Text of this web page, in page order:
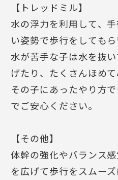
【トレッドミル】
水の浮力を利用して、
い姿勢で歩行をしてもら
水が苦手な子は水を抜
げたり、たくさんほめて
その子にあったやり方
でご安心ください。
【その他】
体幹の強化やバランス
を広げて歩行をスムー